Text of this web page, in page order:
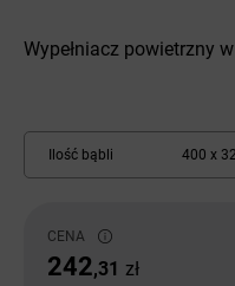
Ilość bąbli 400 x
CENA
242,31 zł
Wypełniacz powietrzny